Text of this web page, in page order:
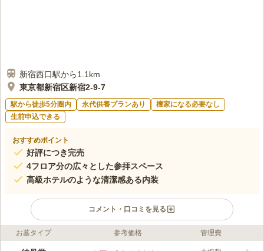
新宿西口駅から1.1km
東京都新宿区新宿2-9-7
駅から徒歩5分圏内 永代供養プランあり
檀家になる必要なし
生前申込できる
おすすめポイント
好評につき完売
4フロア分の広々とした参拝スペース
高級ホテルのような清潔感ある内装
コメント・口コミを見る
ライフドット編集部のコメント
瀟洒な建物の新宿御苑前聖陵は、穏やかな時間が流れる新宿御苑
お墓タイプ 参考価格 管理費